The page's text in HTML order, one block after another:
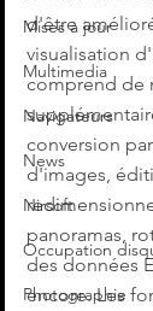
Mises à jour
Multimedia
Navigateurs
News
Nirsoft
Occupation
Photographie
d'être
visualisation
comprend de
conversion
d'images,
panoramas,
des données
encore. Les